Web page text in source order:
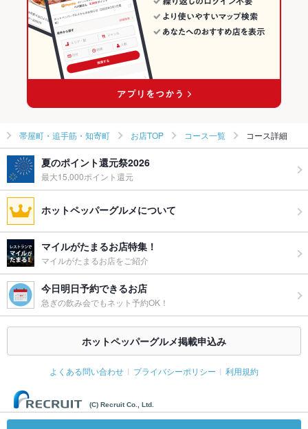
高知市 × 和風
蓮池町通駅 × 創作料理
蓮池町通駅 × 和風
高知 × 創作料理
高知 × 和風
帯屋町・追手筋・知寄町の居酒屋ランキング
帯屋町・追手筋・知寄町 お店TOP コース一覧 コース詳細
夏のポイント還元祭2026
最大15,000ポイント還元
ホットペッパーグルメについて
マイルがたまるお店特集！
マイルがたまるお店をご紹介
今日明日予約できるお店
急ぎの飲み会でもネット予約OK！
ホットペッパーグルメ掲載申込み
よくある問い合わせ プライバシーポリシー 利用規約
(C) Recruit Co., Ltd.